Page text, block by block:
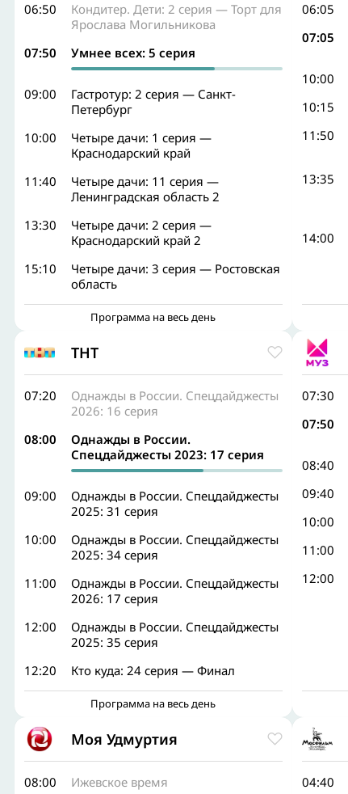
06:50
Кондитер. Дети: 2 серия — Торт для
Ярослава Могильникова
07:50
Умнее всех: 5 серия
09:00
Гастротур: 2 серия — Санкт-
Петербург
10:00
Четыре дачи: 1 серия —
Краснодарский край
11:40
Четыре дачи: 11 серия —
Ленинградская область 2
13:30
Четыре дачи: 2 серия —
Краснодарский край 2
15:10
Четыре дачи: 3 серия — Ростовская
область
Программа на весь день
06:05
07:05
10:00
10:15
11:50
13:35
14:00
ТНТ
07:20
Однажды в России. Спецдайджесты
2026: 16 серия
08:00
Однажды в России.
Спецдайджесты 2023: 17 серия
09:00
Однажды в России. Спецдайджесты
2025: 31 серия
10:00
Однажды в России. Спецдайджесты
2025: 34 серия
11:00
Однажды в России. Спецдайджесты
2026: 17 серия
12:00
Однажды в России. Спецдайджесты
2025: 35 серия
12:20
Кто куда: 24 серия — Финал
Программа на весь день
07:30
07:50
08:40
09:40
10:00
11:00
12:00
Моя Удмуртия
08:00 Ижевское время 04:40